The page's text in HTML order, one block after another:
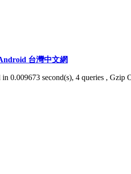
台灣中文網
in 0.009673 second(s), 4 queries , Gzip